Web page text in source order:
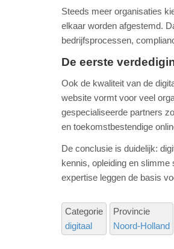
Steeds meer organisaties
elkaar worden afgestemd.
bedrijfsprocessen,
De eerste
Ook de kwaliteit van de
website vormt voor veel
gespecialiseerde partners
en toekomstbestendige
De conclusie is duidelijk:
kennis, opleiding en
expertise leggen de basis
Categorie
digitaal
Provincie
Noord-Holland